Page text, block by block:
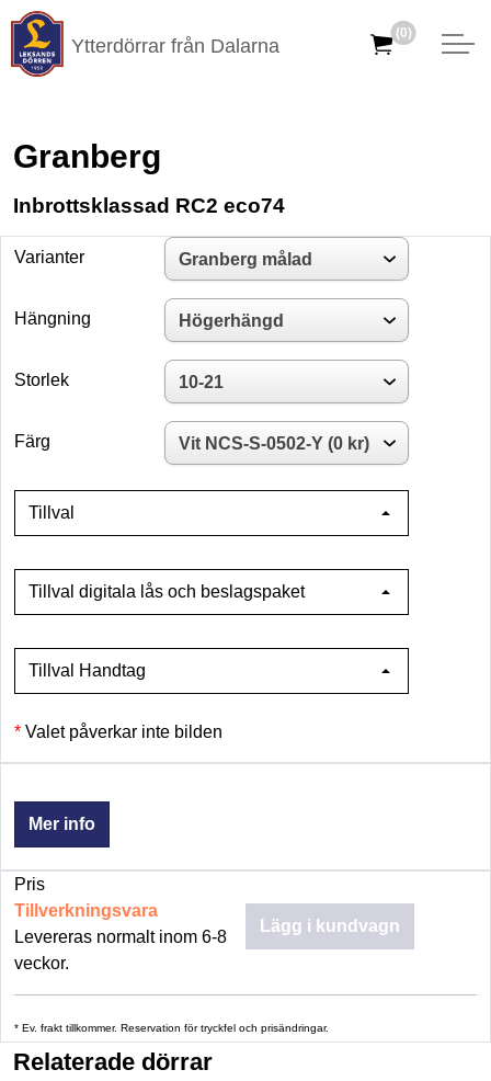
Ytterdörrar från Dalarna
(0)
Granberg
Inbrottsklassad RC2 eco74
Varianter
Hängning
Storlek
Färg
Tillval
Tillval digitala lås och beslagspaket
Tillval Handtag
Valet påverkar inte bilden
Mer info
Pris
Tillverkningsvara
Levereras normalt inom 6-8
veckor.
Lägg i kundvagn
* Ev. frakt tillkommer. Reservation för tryckfel och prisändringar.
Relaterade dörrar